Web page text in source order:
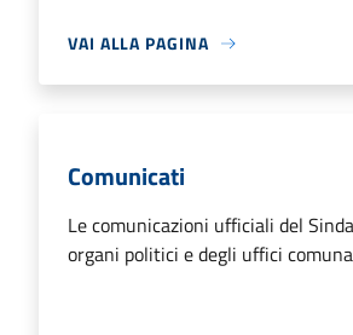
VAI ALLA PAGINA
Comunicati
Le comunicazioni ufficiali del
organi politici e degli uffici